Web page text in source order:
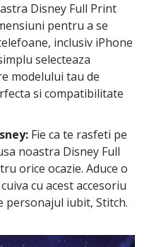
Disney Full Print
pentru a se
inclusiv iPhone
selecteaza
modelului tau de
si compatibilitate
Fie ca te rasfeti pe
noastra Disney Full
orice ocazie. Aduce o
cu acest accesoriu
iubit, Stitch.